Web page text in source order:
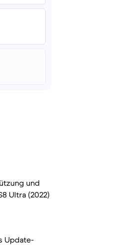
und
Ultra (2022)
Update-